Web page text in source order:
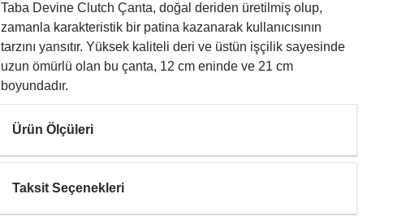
Taba Devine Clutch Çanta, doğal deriden üretilmiş olup,
zamanla karakteristik bir patina kazanarak kullanıcısının
tarzını yansıtır. Yüksek kaliteli deri ve üstün işçilik sayesinde
uzun ömürlü olan bu çanta, 12 cm eninde ve 21 cm
boyundadır.
Ürün Ölçüleri
Taksit Seçenekleri